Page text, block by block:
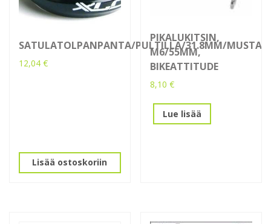
SATULATOLPANPANTA/PULTILLA/31.8MM/MUSTA
12,04 €
Lisää ostoskoriin
PIKALUKITSIN,
M6/55MM,
BIKEATTITUDE
8,10€
Lue lisää